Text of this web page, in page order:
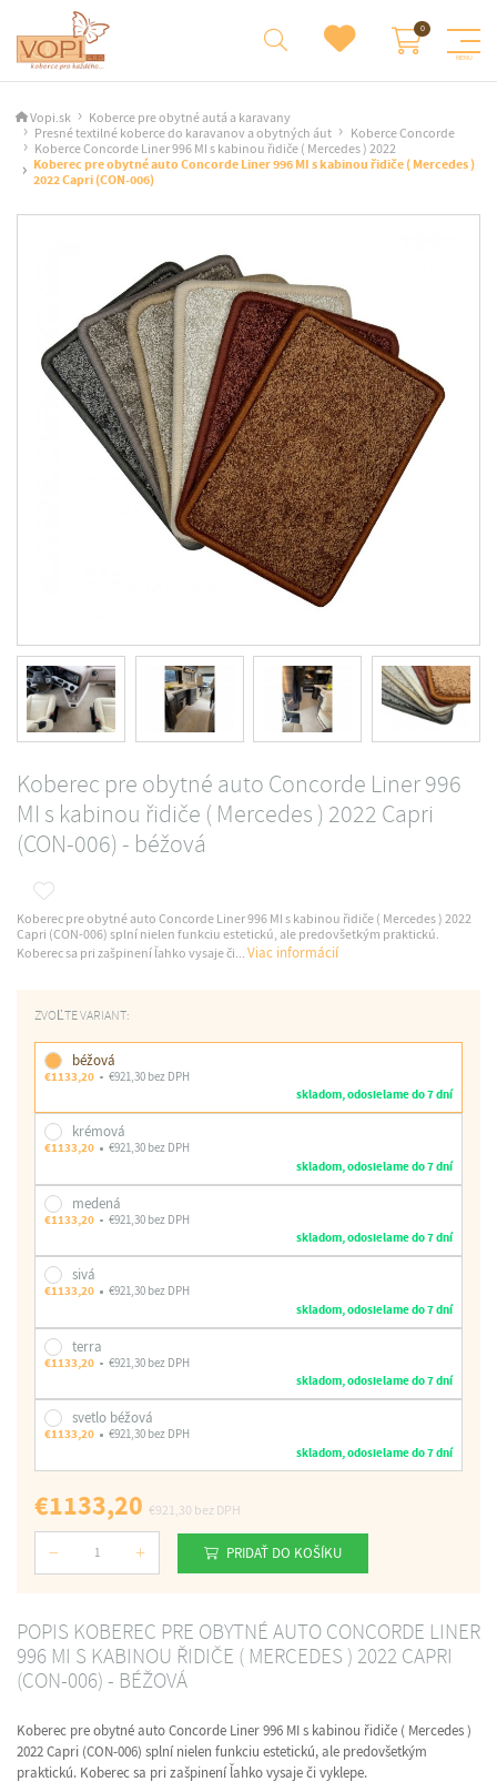
Vopi.sk
Koberce pre obytné autá a karavany
Presné textilné koberce do karavanov a obytných áut
Koberce Concorde
Koberce Concorde Liner 996 MI s kabinou řidiče ( Mercedes ) 2022
Koberec pre obytné auto Concorde Liner 996 MI s kabinou řidiče ( Mercedes )
2022 Capri (CON-006)
Koberec pre obytné auto Concorde Liner 996
MI s kabinou řidiče ( Mercedes ) 2022 Capri
(CON-006) - béžová
Koberec pre obytné auto Concorde Liner 996 MI s kabinou řidiče ( Mercedes ) 2022
Capri (CON-006) splní nielen funkciu estetickú, ale predovšetkým praktickú.
Koberec sa pri zašpinení ľahko vysaje či...Viac informácií
ZVOĽTE VARIANT:
béžová
€1133,20
€921,30 bez DPH
skladom, odosielame do 7 dní
krémová
€1133,20
€921,30 bez DPH
skladom, odosielame do 7 dní
medená
€1133,20
€921,30 bez DPH
skladom, odosielame do 7 dní
sivá
€1133,20
€921,30 bez DPH
skladom, odosielame do 7 dní
terra
€1133,20
€921,30 bez DPH
skladom, odosielame do 7 dní
svetlo béžová
€1133,20
€921,30 bez DPH
skladom, odosielame do 7 dní
€1133,20 €921,30 bez DPH
Počet PRIDAŤ DO KOŠÍKU
POPIS KOBEREC PRE OBYTNÉ AUTO CONCORDE LINER
996 MI S KABINOU ŘIDIČE ( MERCEDES ) 2022 CAPRI
(CON-006) - BÉŽOVÁ
Koberec pre obytné auto Concorde Liner 996 MI s kabinou řidiče ( Mercedes )
2022 Capri (CON-006) splní nielen funkciu estetickú, ale predovšetkým
praktickú. Koberec sa pri zašpinení ľahko vysaje či vyklepe.